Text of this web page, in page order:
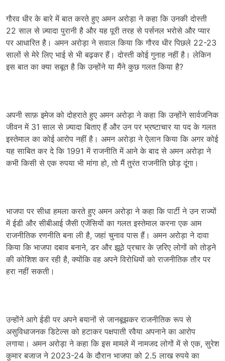
गौरव धीर के बारे में बात करते हुए अमन अरोड़ा ने कहा कि उनकी दोस्ती
22 साल से ज़्यादा पुरानी है और यह पूरी तरह से पर्सनल भरोसे और प्यार
पर आधारित है। अमन अरोड़ा ने सवाल किया कि गौरव धीर पिछले 22-23
सालों से मेरे लिए भाई से भी बढ़कर हैं। दोस्ती कोई गुनाह नहीं है। लेकिन
इस बात का क्या सबूत है कि उन्होंने या मैंने कुछ गलत किया है?
अपनी साफ़ इमेज को दोहराते हुए अमन अरोड़ा ने कहा कि उन्होंने सार्वजनिक
जीवन में 31 साल से ज़्यादा बिताए हैं और उन पर भ्रष्टाचार या पद के गलत
इस्तेमाल का कोई आरोप नहीं है। अमन अरोड़ा ने ऐलान किया कि अगर कोई
यह साबित कर दे कि 1991 में राजनीति में आने के बाद से अमन अरोड़ा ने
कभी किसी से एक रुपया भी मांगा हो, तो मैं तुरंत राजनीति छोड़ दूंगा।
भाजपा पर सीधा हमला करते हुए अमन अरोड़ा ने कहा कि पार्टी ने उन राज्यों
में ईडी और सीबीआई जैसी एजेंसियों का गलत इस्तेमाल करना एक आम
राजनीतिक रणनीति बना ली है, जहां चुनाव पास हैं। अमन अरोड़ा ने दावा
किया कि भाजपा दबाव बनाने, डर और झूठे प्रचार के ज़रिए लोगों को तोड़ने
की कोशिश कर रही है, क्योंकि वह अपने विरोधियों को राजनीतिक तौर पर
हरा नहीं सकती।
उन्होंने आगे ईडी पर अपने बयानों से जानबूझकर राजनीतिक रूप से
असुविधाजनक डिटेल्स को हटाकर पक्षपाती रवैया अपनाने का आरोप
लगाया। अमन अरोड़ा ने कहा कि इस मामले में नामजद लोगों में से एक, सुरेश
कुमार बजाज ने 2023-24 के दौरान भाजपा को 2.5 लाख रुपये का